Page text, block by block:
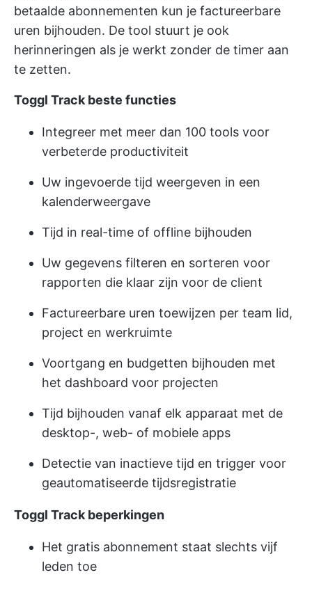
betaalde abonnementen kun je factureerbare
uren bijhouden. De tool stuurt je ook
herinneringen als je werkt zonder de timer aan
te zetten.
Toggl Track beste functies
Integreer met meer dan 100 tools voor
verbeterde productiviteit
Uw ingevoerde tijd weergeven in een
kalenderweergave
Tijd in real-time of offline bijhouden
Uw gegevens filteren en sorteren voor
rapporten die klaar zijn voor de client
Factureerbare uren toewijzen per team lid,
project en werkruimte
Voortgang en budgetten bijhouden met
het dashboard voor projecten
Tijd bijhouden vanaf elk apparaat met de
desktop-, web- of mobiele apps
Detectie van inactieve tijd en trigger voor
geautomatiseerde tijdsregistratie
Toggl Track beperkingen
Het gratis abonnement staat slechts vijf
leden toe